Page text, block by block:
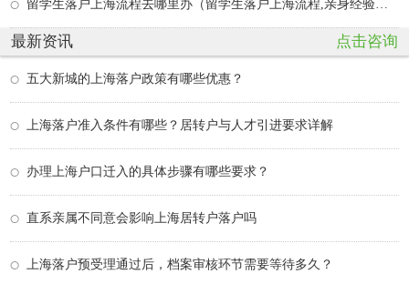
最新资讯 点击咨询
五大新城的上海落户政策有哪些优惠？
上海落户准入条件有哪些？居转户与人才引进要求详解
办理上海户口迁入的具体步骤有哪些要求？
直系亲属不同意会影响上海居转户落户吗
上海落户预受理通过后，档案审核环节需要等待多久？